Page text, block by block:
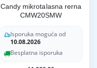
Candy mikrotalasna rerna
CMW20SMW
Isporuka moguća od
10.08.2026
Besplatna isporuka